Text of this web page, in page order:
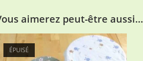
aimerez peut-être aussi…
ÉPUISÉ